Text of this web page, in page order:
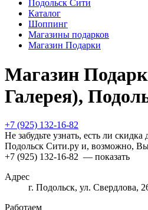
Подольск Сити
Каталог
Шоппинг
Магазины подарков
Магазин Подарки
Магазин
Галерея),
+7 (925) 132-16-82
Не забудьте узнать, есть ли скидка
Подольск Сити.ру и, возможно,
+7 (925) 132-16-82 — показать
Адрес
г. Подольск, ул. Свердлова,
Работаем